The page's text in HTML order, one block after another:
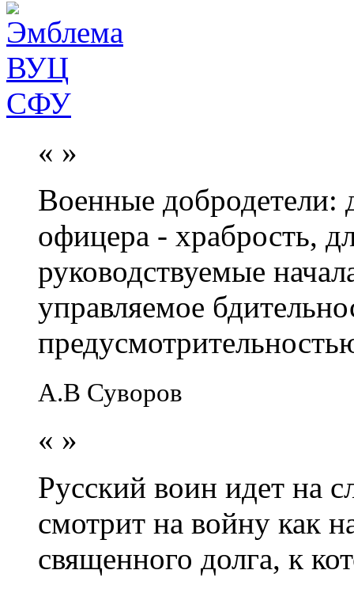
« »
Военные добродетели:
офицера - храбрость,
руководствуемые
управляемое
А.В Суворов
« »
Русский воин идет на
смотрит на войну как
священного долга, к